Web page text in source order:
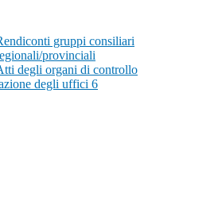
gruppi consiliari
provinciali
degli organi di controllo
degli uffici 6